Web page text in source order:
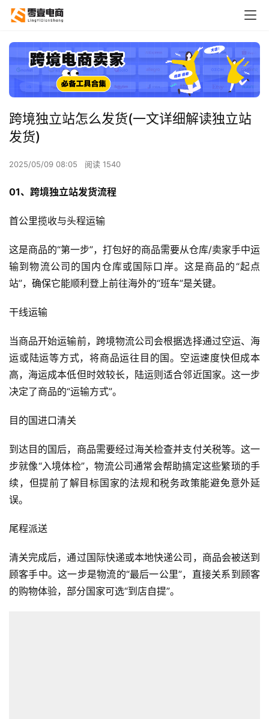
跨境独立站怎么发货(一文详细解读独立站
发货)
2025/05/09 08:05 阅读 1540
01、跨境独立站发货流程
首公里揽收与头程运输
这是商品的“第一步”，打包好的商品需要从仓库/卖家手中运
输到物流公司的国内仓库或国际口岸。这是商品的“起点
站”，确保它能顺利登上前往海外的“班车”是关键。
干线运输
当商品开始运输前，跨境物流公司会根据选择通过空运、海
运或陆运等方式，将商品运往目的国。空运速度快但成本
高，海运成本低但时效较长，陆运则适合邻近国家。这一步
决定了商品的“运输方式”。
目的国进口清关
到达目的国后，商品需要经过海关检查并支付关税等。这一
步就像“入境体检”，物流公司通常会帮助搞定这些繁琐的手
续，但提前了解目标国家的法规和税务政策能避免意外延
误。
尾程派送
清关完成后，通过国际快递或本地快递公司，商品会被送到
顾客手中。这一步是物流的“最后一公里”，直接关系到顾客
的购物体验，部分国家可选“到店自提”。